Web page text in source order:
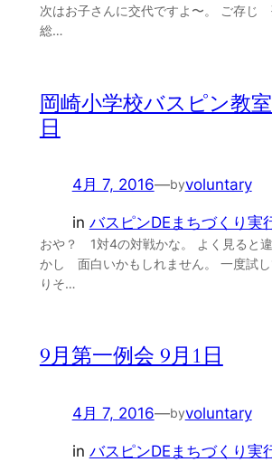
次はお子さんに交代ですよ〜。 ご存じ
総…
岡崎小学校バスピン教
日
4月 7, 2016—byvoluntary
in バスピンDEまちづくり実
おや？ 1対4の対戦かな。 よく見ると
かし 面白いかもしれません。 一度試
りそ…
9月第一例会 9月1日
4月 7, 2016—byvoluntary
in バスピンDEまちづくり実